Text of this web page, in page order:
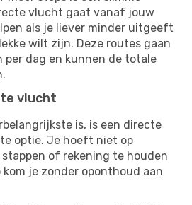
vlucht gaat vanaf jouw
als je liever minder uitgeeft
wilt zijn. Deze routes gaan
per dag en kunnen de totale
vlucht
is, is een directe
optie. Je hoeft niet op
of rekening te houden
je zonder oponthoud aan